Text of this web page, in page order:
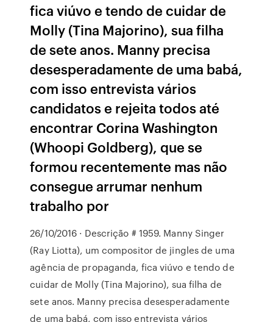
fica viúvo e tendo de cuidar de
Molly (Tina Majorino), sua filha
de sete anos. Manny precisa
desesperadamente de uma babá,
com isso entrevista vários
candidatos e rejeita todos até
encontrar Corina Washington
(Whoopi Goldberg), que se
formou recentemente mas não
consegue arrumar nenhum
trabalho por
26/10/2016 · Descrição # 1959. Manny Singer
(Ray Liotta), um compositor de jingles de uma
agência de propaganda, fica viúvo e tendo de
cuidar de Molly (Tina Majorino), sua filha de
sete anos. Manny precisa desesperadamente
de uma babá, com isso entrevista vários